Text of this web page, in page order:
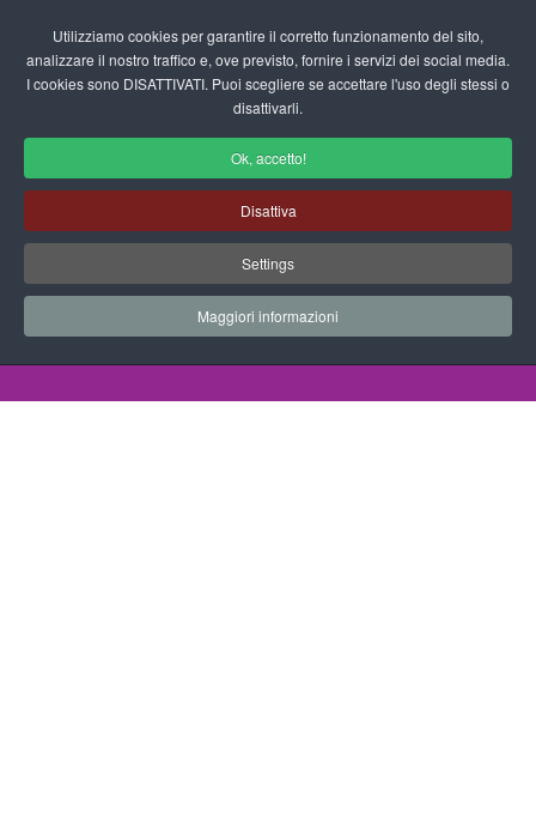
Utilizziamo cookies per garantire il corretto funzionamento del sito,
analizzare il nostro traffico e, ove previsto, fornire i servizi dei social media.
I cookies sono DISATTIVATI. Puoi scegliere se accettare l'uso degli stessi o
disattivarli.
Ok, accetto!
Disattiva
Settings
Maggiori informazioni
fas
Progetto Accoglienza per la Scuola
dell'Infanzia
Schede didattiche - Progetto Accoglienza
Schede Didattiche